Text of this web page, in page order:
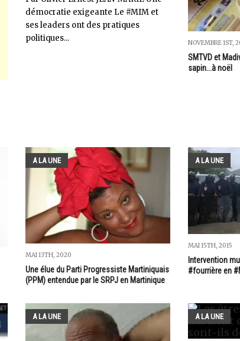
démocratie exigeante Le #MIM et
ses leaders ont des pratiques
politiques...
NOVEMBRE 1ST,
SMTVD et
sapin...à noël
A LA UNE
MAI 13TH, 2020
Une élue du Parti Progressiste Martiniquais
(PPM) entendue par le SRPJ en Martinique
A LA UNE
MAI 15TH, 2015
Intervention
#fourrière en
A LA UNE A LA UNE